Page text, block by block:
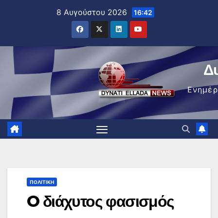
8 Αυγούστου 2026 16:42
ΠΟΛΙΤΙΚΉ
O διάχυτος φασισμός